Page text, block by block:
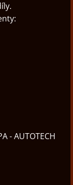
- AUTOTECH